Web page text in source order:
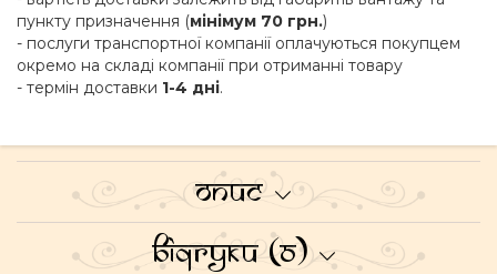
пункту призначення (мінімум 70 грн.)
- послуги транспортної компанії оплачуються покупцем
окремо на складі компанії при отриманні товару
- термін доставки 1-4 дні.
Опис
Відгуки (0)